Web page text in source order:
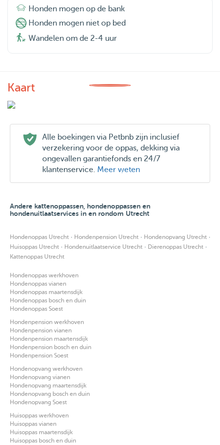
Honden mogen op de bank
Honden mogen niet op bed
Wandelen om de 2-4 uur
Kaart
Alle boekingen via Petbnb zijn inclusief
verzekering voor de oppas, dekking via
ongevallen garantiefonds en 24/7
klantenservice. Meer weten
Andere kattenoppassen, hondenoppassen en
hondenuitlaatservices in en rondom Utrecht
Hondenoppas Utrecht · Hondenpension Utrecht · Hondenopvang Utrecht ·
Huisoppas Utrecht · Hondenuitlaatservice Utrecht · Dierenoppas Utrecht ·
Kattenoppas Utrecht
Hondenoppas werkhoven
Hondenoppas vianen
Hondenoppas maartensdijk
Hondenoppas bosch en duin
Hondenoppas Soest
Hondenpension werkhoven
Hondenpension vianen
Hondenpension maartensdijk
Hondenpension bosch en duin
Hondenpension Soest
Hondenopvang werkhoven
Hondenopvang vianen
Hondenopvang maartensdijk
Hondenopvang bosch en duin
Hondenopvang Soest
Huisoppas werkhoven
Huisoppas vianen
Huisoppas maartensdijk
Huisoppas bosch en duin